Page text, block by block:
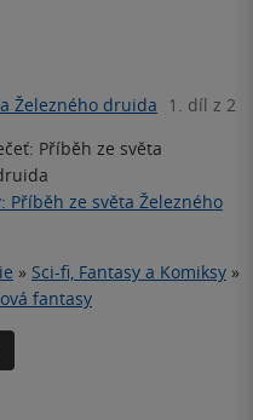
Železného druida 1. díl z 2
Příběh ze světa
Příběh ze světa Železného
» Sci-fi, Fantasy a Komiksy »
fantasy